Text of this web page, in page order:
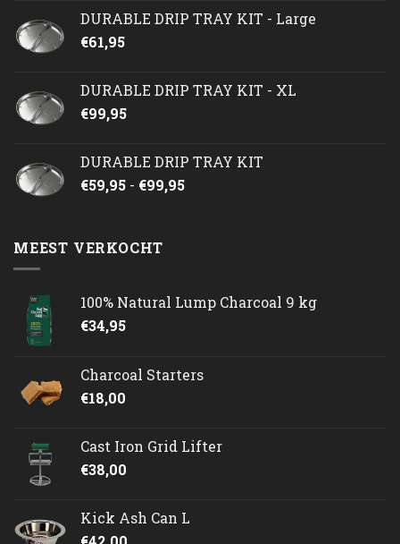
DURABLE DRIP TRAY KIT - Large
€61,95
DURABLE DRIP TRAY KIT - XL
€99,95
DURABLE DRIP TRAY KIT
€59,95 - €99,95Prijsklasse:
MEEST VERKOCHT
100% Natural Lump Charcoal 9 kg
€34,95
Charcoal Starters
€18,00
Cast Iron Grid Lifter
€38,00
Kick Ash Can L